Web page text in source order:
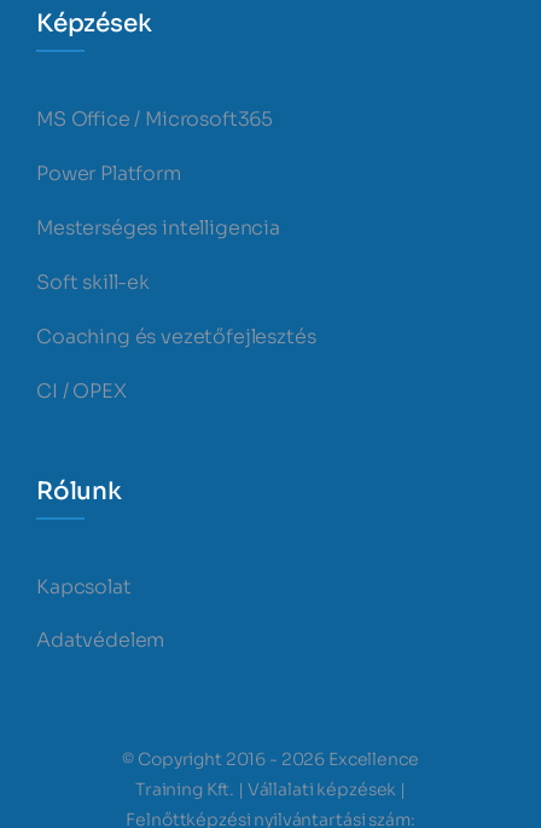
Képzések
MS Office / Microsoft365
Power Platform
Mesterséges intelligencia
Soft skill-ek
Coaching és vezetőfejlesztés
CI / OPEX
Rólunk
Kapcsolat
Adatvédelem
© Copyright 2016 - 2026 Excellence
Training Kft. | Vállalati képzések |
Felnőttképzési nyilvántartási szám: